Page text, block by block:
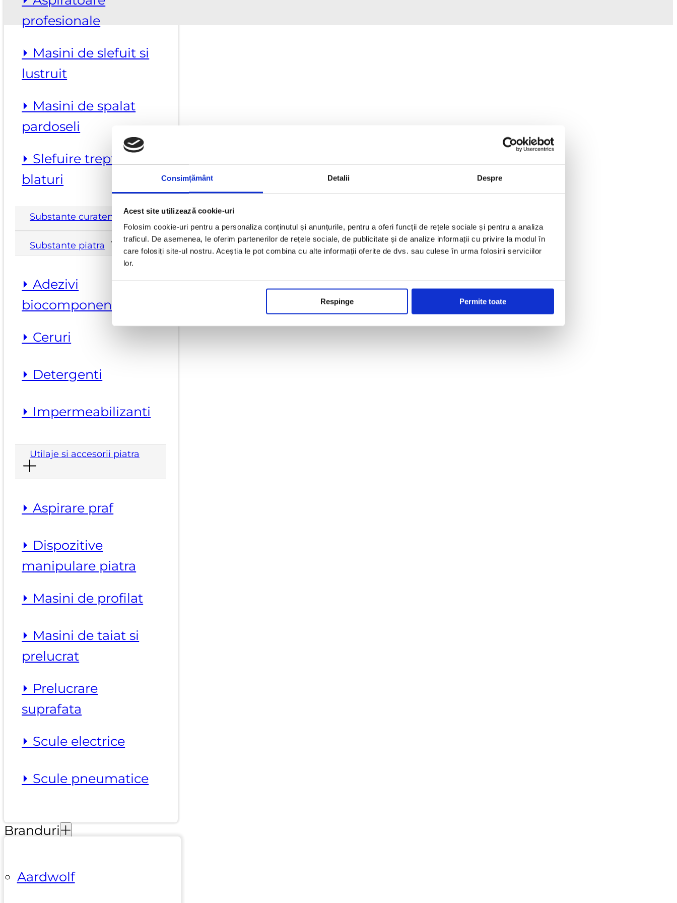
Consimțământ Detalii Despre
Acest site utilizează cookie-uri
Folosim cookie-uri pentru a personaliza conținutul și anunțurile, pentru a oferi funcții de rețele sociale și pentru a analiza
traficul. De asemenea, le oferim partenerilor de rețele sociale, de publicitate și de analize informații cu privire la modul în
care folosiți site-ul nostru. Aceștia le pot combina cu alte informații oferite de dvs. sau culese în urma folosirii serviciilor
lor.
Respinge Permite toate
profesionale
⏵ Masini de slefuit si
lustruit
⏵ Masini de spalat
pardoseli
⏵ Slefuire trepte si
blaturi
Substante curatenie
Substante piatra
⏵ Adezivi
biocomponenti
⏵ Ceruri
⏵ Detergenti
⏵ Impermeabilizanti
Utilaje si accesorii piatra
⏵ Aspirare praf
⏵ Dispozitive
manipulare piatra
⏵ Masini de profilat
⏵ Masini de taiat si
prelucrat
⏵ Prelucrare
suprafata
⏵ Scule electrice
⏵ Scule pneumatice
Branduri
Aardwolf